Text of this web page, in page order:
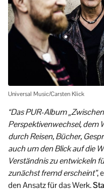
Universal Music/Carsten Klick
“Das PUR-Album
Perspektivenwechsel, dem
durch Reisen, Bücher,
auch um den Blick auf die
Verständnis zu entwickeln
zunächst fremd erscheint”,
den Ansatz für das Werk.